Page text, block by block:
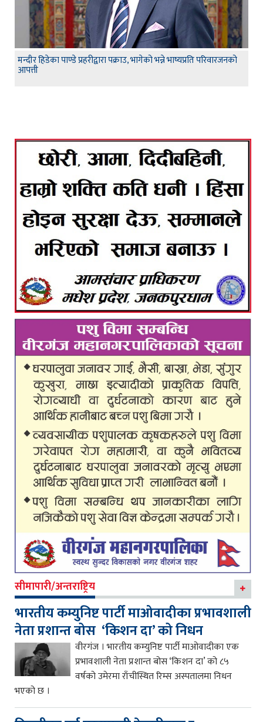
मन्दीर हिडेका पाण्डे प्रहरीद्वारा पक्राउ, भागेको भन्ने भाष्यप्रति परिवारजनको
आपत्ती
सीमापारी/अन्तराष्ट्रिय
भारतीय कम्युनिष्ट पार्टी माओवादीका प्रभावशाली
नेता प्रशान्त बोस ‘किशन दा’ को निधन
वीरगंज । भारतीय कम्युनिष्ट पार्टी माओवादीका एक
प्रभावशाली नेता प्रशान्त बोस ‘किशन दा’ को ८५
वर्षको उमेरमा राँचीस्थित रिम्स अस्पतालमा निधन
भएको छ ।